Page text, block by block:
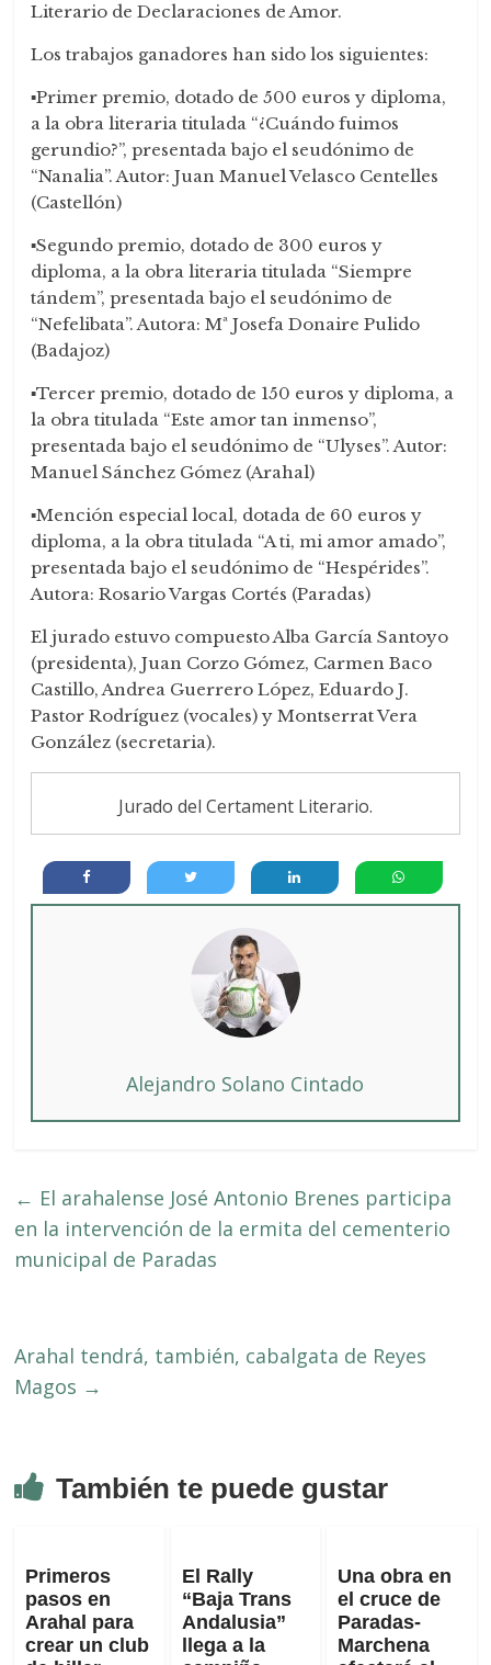
Literario de Declaraciones de Amor.
Los trabajos ganadores han sido los siguientes:
▪️Primer premio, dotado de 500 euros y diploma,
a la obra literaria titulada “¿Cuándo fuimos
gerundio?”, presentada bajo el seudónimo de
“Nanalia”. Autor: Juan Manuel Velasco Centelles
(Castellón)
▪️Segundo premio, dotado de 300 euros y
diploma, a la obra literaria titulada “Siempre
tándem”, presentada bajo el seudónimo de
“Nefelibata”. Autora: Mª Josefa Donaire Pulido
(Badajoz)
▪️Tercer premio, dotado de 150 euros y diploma, a
la obra titulada “Este amor tan inmenso”,
presentada bajo el seudónimo de “Ulyses”. Autor:
Manuel Sánchez Gómez (Arahal)
▪️Mención especial local, dotada de 60 euros y
diploma, a la obra titulada “A ti, mi amor amado”,
presentada bajo el seudónimo de “Hespérides”.
Autora: Rosario Vargas Cortés (Paradas)
El jurado estuvo compuesto Alba García Santoyo
(presidenta), Juan Corzo Gómez, Carmen Baco
Castillo, Andrea Guerrero López, Eduardo J.
Pastor Rodríguez (️vocales) y Montserrat Vera
González (secretaria).
Jurado del Certament Literario.
Alejandro Solano Cintado
← El arahalense José Antonio Brenes participa
en la intervención de la ermita del cementerio
municipal de Paradas
Arahal tendrá, también, cabalgata de Reyes
Magos →
También te puede gustar
Primeros
pasos en
Arahal para
crear un club
El Rally
“Baja Trans
Andalusia”
llega a la
Una obra en
el cruce de
Paradas-
Marchena